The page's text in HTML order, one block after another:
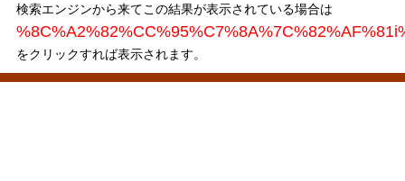
検索エンジンから来てこの結果が表示されている場合は
をクリックすれば表示されます。